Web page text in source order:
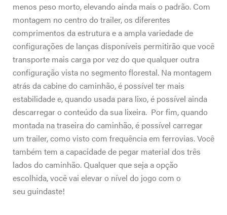
menos peso morto, elevando ainda mais o padrão. Com
montagem no centro do trailer, os diferentes
comprimentos da estrutura e a ampla variedade de
configurações de lanças disponíveis permitirão que você
transporte mais carga por vez do que qualquer outra
configuração vista no segmento florestal. Na montagem
atrás da cabine do caminhão, é possível ter mais
estabilidade e, quando usada para lixo, é possível ainda
descarregar o conteúdo da sua lixeira. Por fim, quando
montada na traseira do caminhão, é possível carregar
um trailer, como visto com frequência em ferrovias. Você
também tem a capacidade de pegar material dos três
lados do caminhão. Qualquer que seja a opção
escolhida, você vai elevar o nível do jogo com o
seu guindaste!